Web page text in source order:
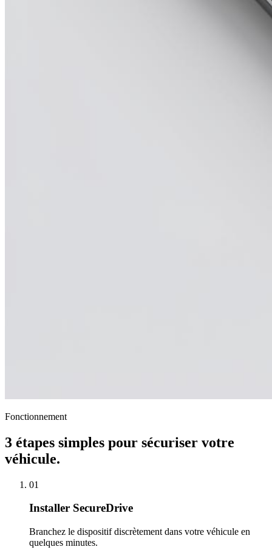
Fonctionnement
3 étapes simples pour sécuriser votre
véhicule.
01
Installer SecureDrive
Branchez le dispositif discrètement dans votre véhicule en
quelques minutes.